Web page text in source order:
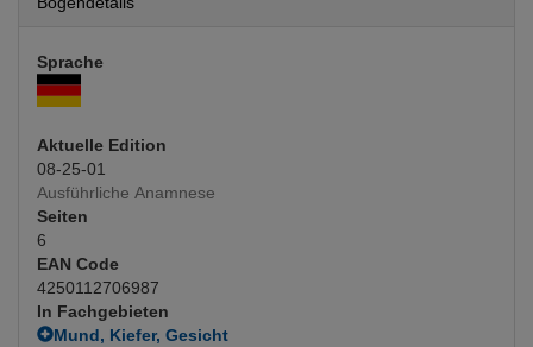
Sprache
Aktuelle Edition
08-25-01
Ausführliche Anamnese
Seiten
6
EAN Code
4250112706987
In Fachgebieten
Mund, Kiefer, Gesicht